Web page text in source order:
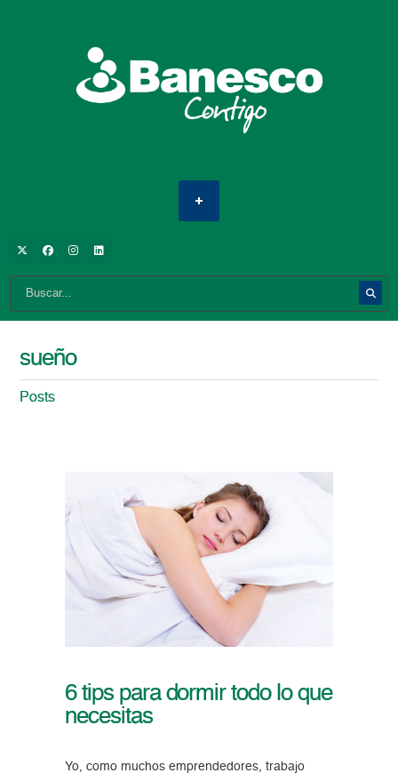
sueño
Posts
6 tips para dormir todo lo que
necesitas
Yo, como muchos emprendedores, trabajo